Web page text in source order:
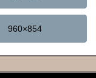
960×854